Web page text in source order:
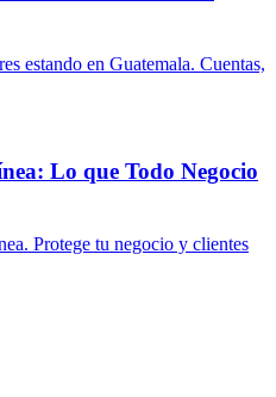
estando en Guatemala. Cuentas,
Lo que Todo Negocio
Protege tu negocio y clientes